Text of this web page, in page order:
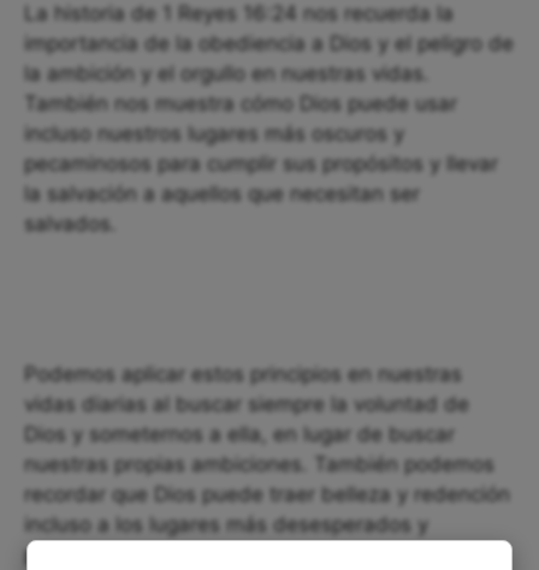
La historia de 1 Reyes 16:24 nos recuerda la
importancia de la obediencia a Dios y el peligro de
la ambición y el orgullo en nuestras vidas.
También nos muestra cómo Dios puede usar
incluso nuestros lugares más oscuros y
pecaminosos para cumplir sus propósitos y llevar
la salvación a aquellos que necesitan ser
salvados.
Podemos aplicar estos principios en nuestras
vidas diarias al buscar siempre la voluntad de
Dios y someternos a ella, en lugar de buscar
nuestras propias ambiciones. También podemos
recordar que Dios puede traer belleza y redención
incluso a los lugares más desesperados y
pecaminosos de nuestras vidas, si confiamos en